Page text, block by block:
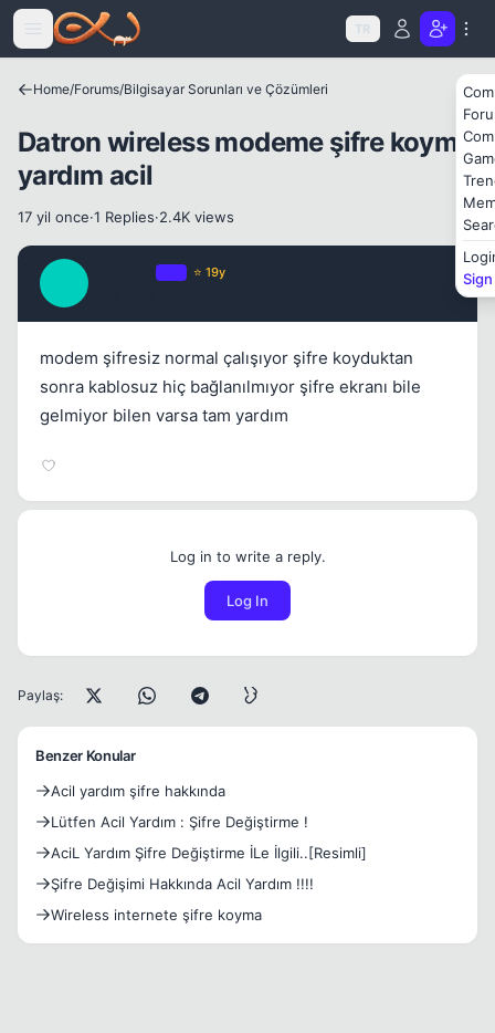
Icerige atla
TR
Home/Forums/Bilgisayar Sorunları ve Çözümleri
Datron wireless modeme şifre koyma
yardım acil
17 yil once·1 Replies·2.4K views
⭐ 19y
modem şifresiz normal çalışıyor şifre koyduktan
sonra kablosuz hiç bağlanılmıyor şifre ekranı bile
gelmiyor bilen varsa tam yardım
Log in to write a reply.
Log In
Paylaş:
Benzer Konular
Acil yardım şifre hakkında
Lütfen Acil Yardım : Şifre Değiştirme !
AciL Yardım Şifre Değiştirme İLe İlgili..[Resimli]
Şifre Değişimi Hakkında Acil Yardım !!!!
Wireless internete şifre koyma